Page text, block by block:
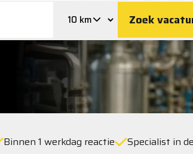
Zoek
Binnen 1 werkdag reactie Specialist in